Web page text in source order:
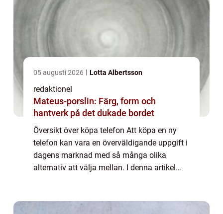
05 augusti 2026 Lotta Albertsson
redaktionel
Mateus-porslin: Färg, form och
hantverk på det dukade bordet
Översikt över köpa telefon Att köpa en ny
telefon kan vara en överväldigande uppgift i
dagens marknad med så många olika
alternativ att välja mellan. I denna artikel